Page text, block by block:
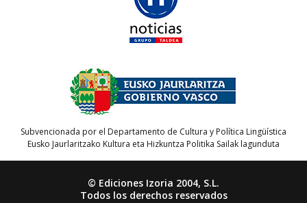
Subvencionada por el Departamento de Cultura y Política Lingüística
Eusko Jaurlaritzako Kultura eta Hizkuntza Politika Sailak lagunduta
© Ediciones Izoria 2004, S.L.
Todos los derechos reservados